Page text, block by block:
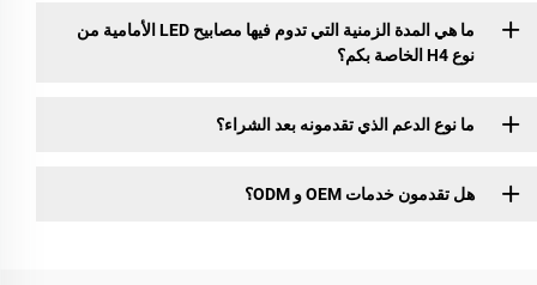
ما هي المدة الزمنية التي تدوم فيها مصابيح LED الأمامية من
نوع H4 الخاصة بكم؟
ما نوع الدعم الذي تقدمونه بعد الشراء؟
هل تقدمون خدمات OEM و ODM؟